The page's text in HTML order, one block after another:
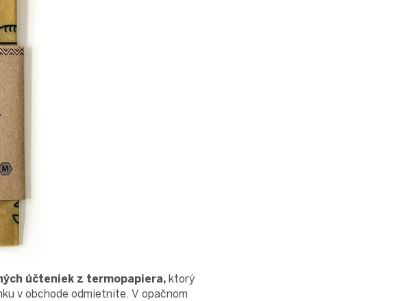
účteniek z termopapiera, ktorý
v obchode odmietnite. V opačnom